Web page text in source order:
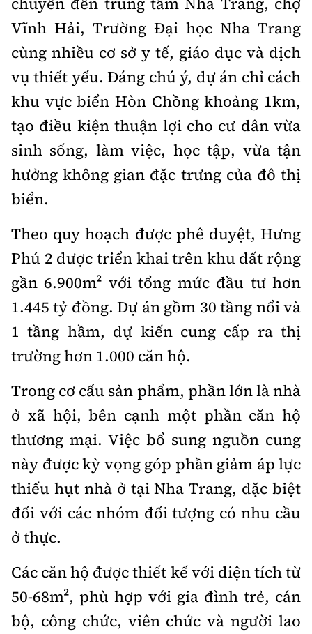
Hotline:
0901 514 799
Quảng cáo và Phát hành:
0915 057 282
Email: bandoc@baoxaydung.vn
Cấm sao chép dưới mọi hình thức nếu không có sự
chấp thuận bằng văn bản.
Thông tin tòa soạn
Vĩnh Hải, Trường Đại học Nha Trang
cùng nhiều cơ sở y tế, giáo dục và dịch
vụ thiết yếu. Đáng chú ý, dự án chỉ cách
khu vực biển Hòn Chồng khoảng 1km,
tạo điều kiện thuận lợi cho cư dân vừa
sinh sống, làm việc, học tập, vừa tận
hưởng không gian đặc trưng của đô thị
biển.
Theo quy hoạch được phê duyệt, Hưng
Phú 2 được triển khai trên khu đất rộng
gần 6.900m² với tổng mức đầu tư hơn
1.445 tỷ đồng. Dự án gồm 30 tầng nổi và
1 tầng hầm, dự kiến cung cấp ra thị
trường hơn 1.000 căn hộ.
Trong cơ cấu sản phẩm, phần lớn là nhà
ở xã hội, bên cạnh một phần căn hộ
thương mại. Việc bổ sung nguồn cung
này được kỳ vọng góp phần giảm áp lực
thiếu hụt nhà ở tại Nha Trang, đặc biệt
đối với các nhóm đối tượng có nhu cầu
ở thực.
Các căn hộ được thiết kế với diện tích từ
50-68m², phù hợp với gia đình trẻ, cán
bộ, công chức, viên chức và người lao